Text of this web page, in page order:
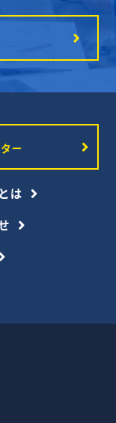
ー
は